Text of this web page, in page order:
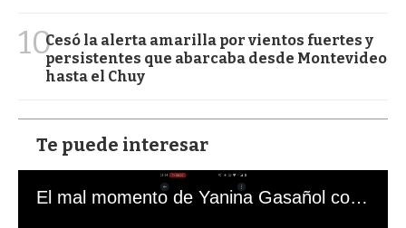
10Cesó la alerta amarilla por vientos fuertes y
persistentes que abarcaba desde Montevideo
hasta el Chuy
Te puede interesar
El mal momento de Yanina Gasañol con un hincha argentino en "Subrayado"